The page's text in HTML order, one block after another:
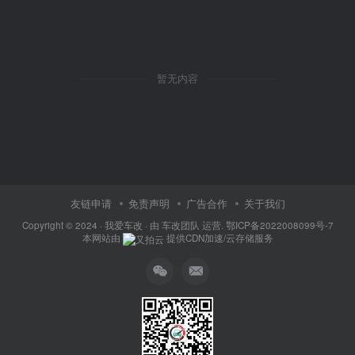
暂无内容
友链申请 免责声明 广告合作 关于我们
Copyright © 2024 · 我爱车改 · 由 车改团队 运营. 鄂ICP备2022008099号-7
本网站由
提供CDN加速/云存储服务